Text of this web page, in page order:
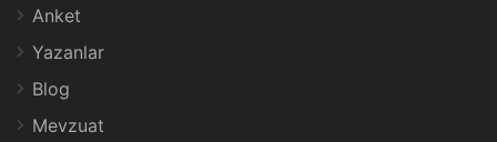
Anket
Yazanlar
Blog
Mevzuat